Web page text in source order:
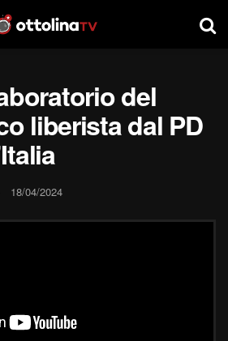
del
liberista dal PD
18/04/2024